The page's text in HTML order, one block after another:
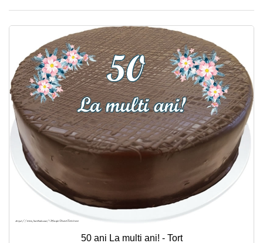
50 ani La multi ani! - Tort